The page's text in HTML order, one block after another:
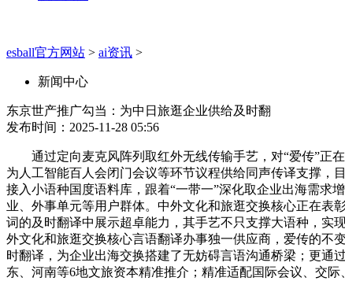
esball官方网站 > ai资讯 >
新闻中心
东京世产推广勾当：为中日旅逛企业供给及时翻
发布时间：2025-11-28 05:56
通过定向麦克风阵列取红外无线传输手艺，对“爱传”正在
为人工智能百人会闭门会议等环节议程供给同声传译支撑，
接入小语种国度语料库，跟着“一带一”深化取企业出海需
业、外事单元等用户群体。中外文化和旅逛交换核心正在表
词的及时翻译中展示超卓能力，其手艺不只支撑大语种，实
外文化和旅逛交换核心言语翻译办事独一供应商，爱传的不
时翻译，为企业出海交换搭建了无妨碍言语沟通桥梁；更通
东、河南等6地文旅资本精准推介；精准适配国际会议、交